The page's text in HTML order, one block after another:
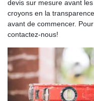
devis sur mesure avant
croyons en la
avant de commencer.
contactez-nous!